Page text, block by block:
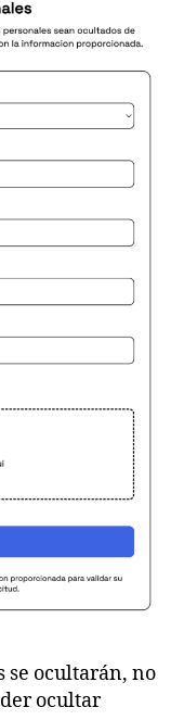
se ocultarán, no
ocultar